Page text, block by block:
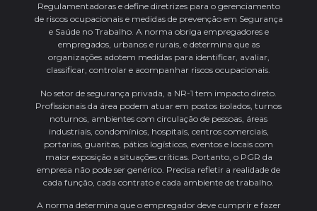
Regulamentadoras e define diretrizes para o gerenciamento
de riscos ocupacionais e medidas de prevenção em Segurança
e Saúde no Trabalho. A norma obriga empregadores e
empregados, urbanos e rurais, e determina que as
organizações adotem medidas para identificar, avaliar,
classificar, controlar e acompanhar riscos ocupacionais.
No setor de segurança privada, a NR-1 tem impacto direto.
Profissionais da área podem atuar em postos isolados, turnos
noturnos, ambientes com circulação de pessoas, áreas
industriais, condomínios, hospitais, centros comerciais,
portarias, guaritas, pátios logísticos, eventos e locais com
maior exposição a situações críticas. Portanto, o PGR da
empresa não pode ser genérico. Precisa refletir a realidade de
cada função, cada contrato e cada ambiente de trabalho.
A norma determina que o empregador deve cumprir e fazer